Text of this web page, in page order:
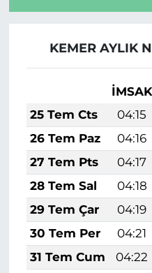
KEMER AYLIK
İMSAK
25 Tem Cts
04:15
26 Tem Paz
04:16
27 Tem Pts
04:17
28 Tem Sal
04:18
29 Tem Çar
04:19
30 Tem Per
04:21
31 Tem Cum
04:22